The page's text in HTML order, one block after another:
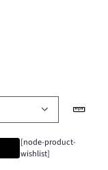
[node-product-
wishlist]